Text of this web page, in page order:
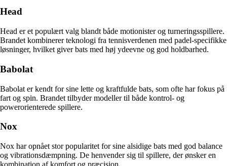
Head
Head er et populært valg blandt både motionister og turneringsspillere.
Brandet kombinerer teknologi fra tennisverdenen med padel-specifikke
løsninger, hvilket giver bats med høj ydeevne og god holdbarhed.
Babolat
Babolat er kendt for sine lette og kraftfulde bats, som ofte har fokus på
fart og spin. Brandet tilbyder modeller til både kontrol- og
powerorienterede spillere.
Nox
Nox har opnået stor popularitet for sine alsidige bats med god balance
og vibrationsdæmpning. De henvender sig til spillere, der ønsker en
kombination af komfort og præcision.